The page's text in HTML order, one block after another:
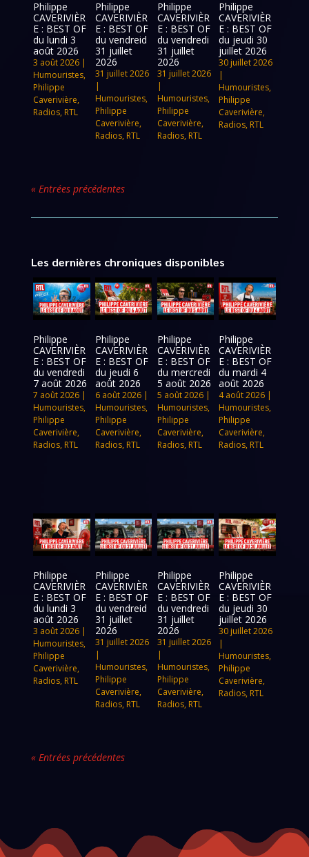
Philippe
CAVERIVIÈR
E : BEST OF
du lundi 3
août 2026
3 août 2026 |
Humouristes,
Philippe
Caverivière,
Radios, RTL
Philippe
CAVERIVIÈR
E : BEST OF
du vendreid
31 juillet
2026
31 juillet 2026
|
Humouristes,
Philippe
Caverivière,
Radios, RTL
Philippe
CAVERIVIÈR
E : BEST OF
du vendredi
31 juillet
2026
31 juillet 2026
|
Humouristes,
Philippe
Caverivière,
Radios, RTL
Philippe
CAVERIVIÈR
E : BEST OF
du jeudi 30
juillet 2026
30 juillet 2026
|
Humouristes,
Philippe
Caverivière,
Radios, RTL
« Entrées précédentes
Les dernières chroniques disponibles
Philippe
CAVERIVIÈR
E : BEST OF
du vendredi
7 août 2026
7 août 2026 |
Humouristes,
Philippe
Caverivière,
Radios, RTL
Philippe
CAVERIVIÈR
E : BEST OF
du jeudi 6
août 2026
6 août 2026|
Humouristes,
Philippe
Caverivière,
Radios, RTL
Philippe
CAVERIVIÈR
E : BEST OF
du mercredi
5 août 2026
5 août 2026|
Humouristes,
Philippe
Caverivière,
Radios, RTL
Philippe
CAVERIVIÈR
E : BEST OF
du mardi 4
août 2026
4 août 2026 |
Humouristes,
Philippe
Caverivière,
Radios, RTL
Philippe
CAVERIVIÈR
E : BEST OF
du lundi 3
août 2026
3 août 2026 |
Humouristes,
Philippe
Caverivière,
Radios, RTL
Philippe
CAVERIVIÈR
E : BEST OF
du vendreid
31 juillet
2026
31 juillet 2026
|
Humouristes,
Philippe
Caverivière,
Radios, RTL
Philippe
CAVERIVIÈR
E : BEST OF
du vendredi
31 juillet
2026
31 juillet 2026
|
Humouristes,
Philippe
Caverivière,
Radios, RTL
Philippe
CAVERIVIÈR
E : BEST OF
du jeudi 30
juillet 2026
30 juillet 2026
|
Humouristes,
Philippe
Caverivière,
Radios, RTL
« Entrées précédentes